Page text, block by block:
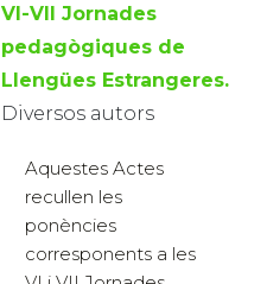
VI-VII Jornades
pedagògiques de
Llengües Estrangeres.
Diversos autors
Aquestes Actes
recullen les
ponències
corresponents a les